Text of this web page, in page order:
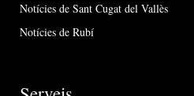
Notícies de Sant Cugat del Vallès
Notícies de Rubí